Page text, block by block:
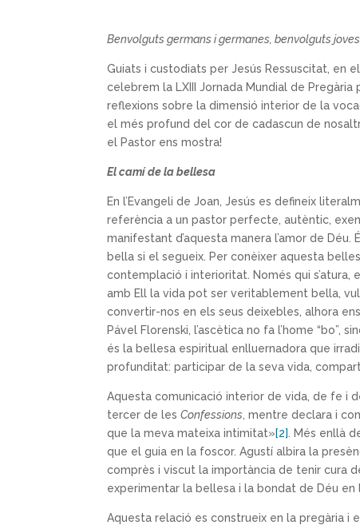
Benvolguts germans i germanes, benvolguts
Guiats i custodiats per Jesús Ressuscitat, en
celebrem la LXIII Jornada Mundial de
reflexions sobre la dimensió interior de la
el més profund del cor de cadascun de
el Pastor ens mostra!
El camí de la bellesa
En l’Evangeli de Joan, Jesús es defineix
referència a un pastor perfecte, autèntic,
manifestant d’aquesta manera l’amor de
bella si el segueix. Per conèixer aquesta
contemplació i interioritat. Només qui s’atura,
amb Ell la vida pot ser veritablement bella,
convertir-nos en els seus deixebles, alhora
Pável Florenski, l’ascètica no fa l’home “bo”,
és la bellesa espiritual enlluernadora que
profunditat: participar de la seva vida,
Aquesta comunicació interior de vida, de fe i
tercer de lesConfessions , mentre declara i
que la meva mateixa intimitat»[2]
. Més enllà
que el guia en la foscor. Agustí albira la
comprès i viscut la importància de tenir cura
experimentar la bellesa i la bondat de Déu en
Aquesta relació es construeix en la pregària i